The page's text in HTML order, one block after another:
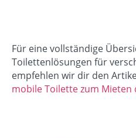
Für eine vollständige
Toilettenlösungen für
empfehlen wir dir den
mobile Toilette zum